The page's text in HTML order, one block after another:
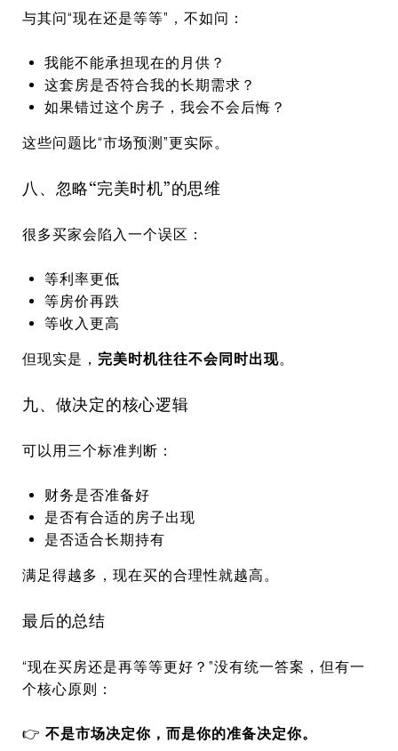
与其问“现在还是等等”，不如问：
我能不能承担现在的月供？
这套房是否符合我的长期需求？
如果错过这个房子，我会不会后悔？
这些问题比“市场预测”更实际。
八、忽略“完美时机”的思维
很多买家会陷入一个误区：
等利率更低
等房价再跌
等收入更高
但现实是， 完美时机往往不会同时出现。
九、做决定的核心逻辑
可以用三个标准判断：
财务是否准备好
是否有合适的房子出现
是否适合长期持有
满足得越多，现在买的合理性就越高。
最后的总结
“现在买房还是再等等更好？”没有统一答案，但有一
个核心原则：
👉 不是市场决定你，而是你的准备决定你。